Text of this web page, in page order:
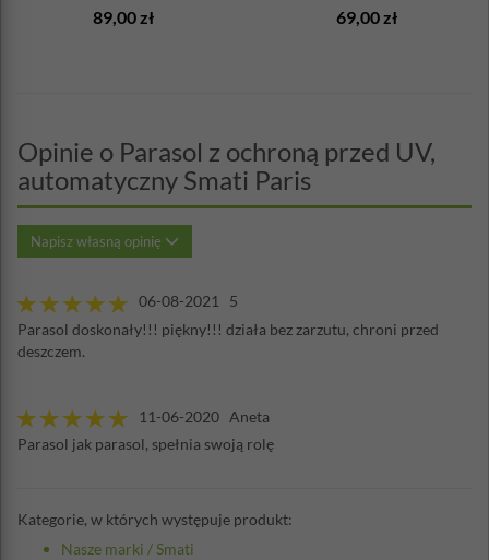
89,00 zł 69,00 zł
Opinie o Parasol z ochroną przed UV,
automatyczny Smati Paris
Napisz własną opinię
06-08-2021 5
Parasol doskonały!!! piękny!!! działa bez zarzutu, chroni przed
deszczem.
11-06-2020 Aneta
Parasol jak parasol, spełnia swoją rolę
Kategorie, w których występuje produkt:
Nasze marki /Smati